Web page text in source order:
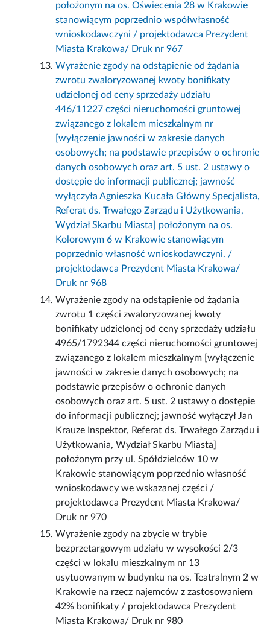
położonym na os. Oświecenia 28 w Krakowie
stanowiącym poprzednio współwłasność
wnioskodawczyni / projektodawca Prezydent
Miasta Krakowa/ Druk nr 967
Wyrażenie zgody na odstąpienie od żądania
zwrotu zwaloryzowanej kwoty bonifikaty
udzielonej od ceny sprzedaży udziału
446/11227 części nieruchomości gruntowej
związanego z lokalem mieszkalnym nr
[wyłączenie jawności w zakresie danych
osobowych; na podstawie przepisów o ochronie
danych osobowych oraz art. 5 ust. 2 ustawy o
dostępie do informacji publicznej; jawność
wyłączyła Agnieszka Kucała Główny Specjalista,
Referat ds. Trwałego Zarządu i Użytkowania,
Wydział Skarbu Miasta] położonym na os.
Kolorowym 6 w Krakowie stanowiącym
poprzednio własność wnioskodawczyni. /
projektodawca Prezydent Miasta Krakowa/
Druk nr 968
Wyrażenie zgody na odstąpienie od żądania
zwrotu 1 części zwaloryzowanej kwoty
bonifikaty udzielonej od ceny sprzedaży udziału
4965/1792344 części nieruchomości gruntowej
związanego z lokalem mieszkalnym [wyłączenie
jawności w zakresie danych osobowych; na
podstawie przepisów o ochronie danych
osobowych oraz art. 5 ust. 2 ustawy o dostępie
do informacji publicznej; jawność wyłączył Jan
Krauze Inspektor, Referat ds. Trwałego Zarządu i
Użytkowania, Wydział Skarbu Miasta]
położonym przy ul. Spółdzielców 10 w
Krakowie stanowiącym poprzednio własność
wnioskodawcy we wskazanej części /
projektodawca Prezydent Miasta Krakowa/
Druk nr 970
Wyrażenie zgody na zbycie w trybie
bezprzetargowym udziału w wysokości 2/3
części w lokalu mieszkalnym nr 13
usytuowanym w budynku na os. Teatralnym 2 w
Krakowie na rzecz najemców z zastosowaniem
42% bonifikaty / projektodawca Prezydent
Miasta Krakowa/ Druk nr 980